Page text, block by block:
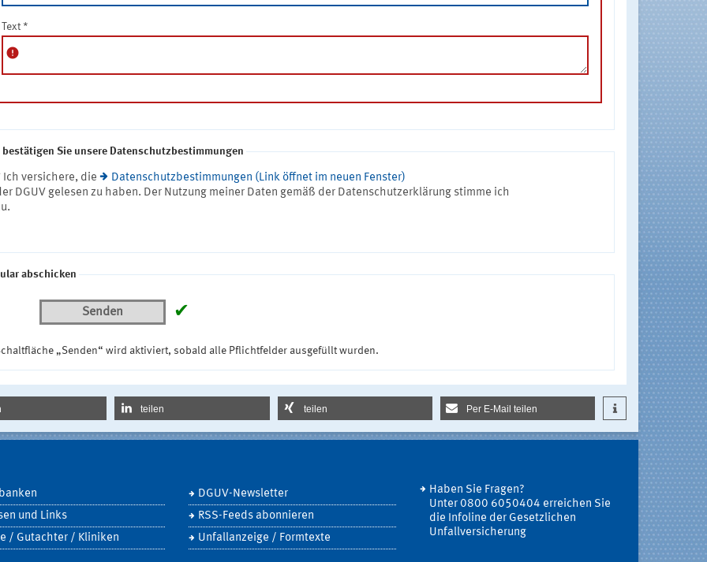
Text *
error
Sie unsere Datenschutzbestimmungen
Ich versichere, die
Datenschutzbestimmungen (Link öffnet im neuen Fenster)
DGUV gelesen zu haben. Der Nutzung meiner Daten gemäß der Datenschutzerklärung stimme ich
abschicken
Senden ✔
„Senden“ wird aktiviert, sobald alle Pflichtfelder ausgefüllt wurden.
teilen teilen Per E-Mail teilen
und Links
/ Gutachter / Kliniken
DGUV-Newsletter
RSS-Feeds abonnieren
Unfallanzeige / Formtexte
Haben Sie Fragen?
Unter 0800 6050404 erreichen Sie
die Infoline der Gesetzlichen
Unfallversicherung